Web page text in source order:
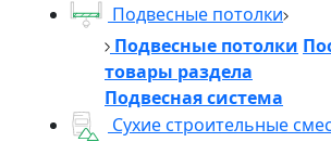
Подвесные потолки
Подвесные потолки
товары раздела
Подвесная система
Сухие строительные